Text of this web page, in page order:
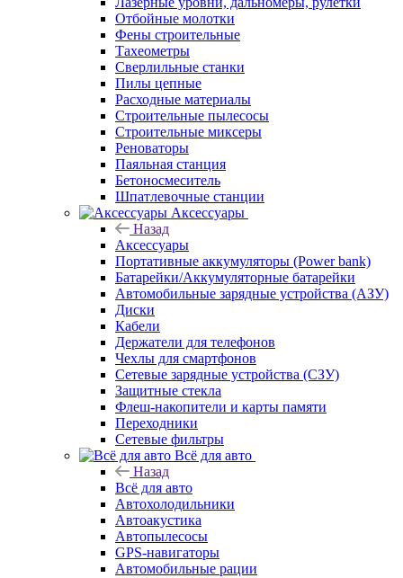
Отбойные молотки
Фены строительные
Тахеометры
Сверлильные станки
Пилы цепные
Расходные материалы
Строительные пылесосы
Строительные миксеры
Реноваторы
Паяльная станция
Бетоносмеситель
Шпатлевочные станции
Аксессуары
Назад
Аксессуары
Портативные аккумуляторы (Power bank)
Батарейки/Аккумуляторные батарейки
Автомобильные зарядные устройства (АЗУ)
Диски
Кабели
Держатели для телефонов
Чехлы для смартфонов
Сетевые зарядные устройства (СЗУ)
Защитные стекла
Флеш-накопители и карты памяти
Переходники
Сетевые фильтры
Всё для авто
Назад
Всё для авто
Автохолодильники
Автоакустика
Автопылесосы
GPS-навигаторы
Автомобильные рации